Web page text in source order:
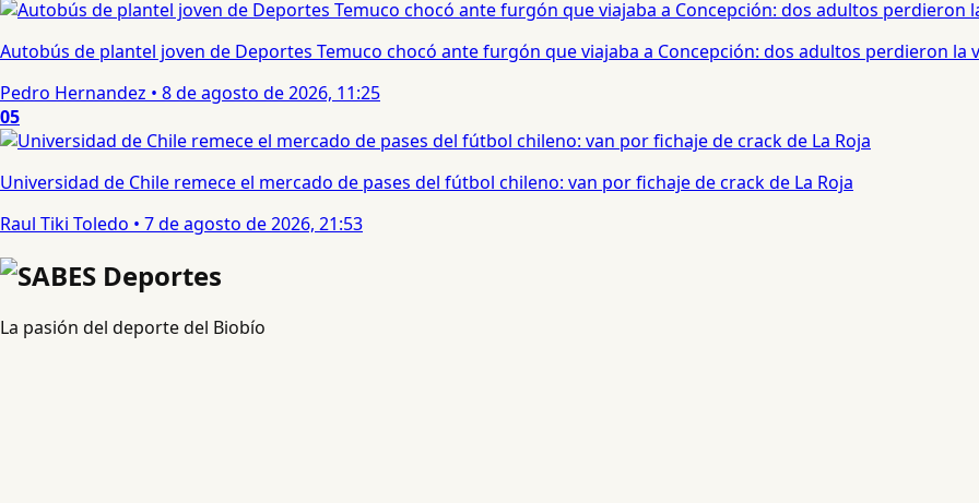
Autobús de plantel joven de Deportes Temuco chocó ante furgón que viajaba a Concepción: dos adultos perdieron la
Pedro Hernandez • 8 de agosto de 2026, 11:25
05
Universidad de Chile remece el mercado de pases del fútbol chileno: van por fichaje de crack de La Roja
Raul Tiki Toledo • 7 de agosto de 2026, 21:53
La pasión del deporte del Biobío